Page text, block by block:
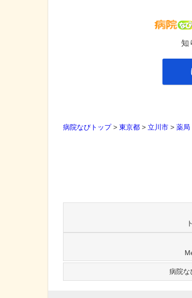
知
病院なびトップ> 東京都 > 立川市 > 薬局
病院な